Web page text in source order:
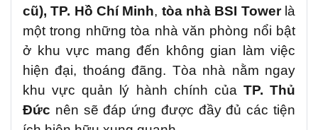
cũ), TP. Hồ Chí Minh, tòa nhà BSI Towerlà
một trong những tòa nhà văn phòng nổi bật
ở khu vực mang đến không gian làm việc
hiện đại, thoáng đãng. Tòa nhà nằm ngay
khu vực quản lý hành chính của TP. Thủ
Đức nên sẽ đáp ứng được đầy đủ các tiện